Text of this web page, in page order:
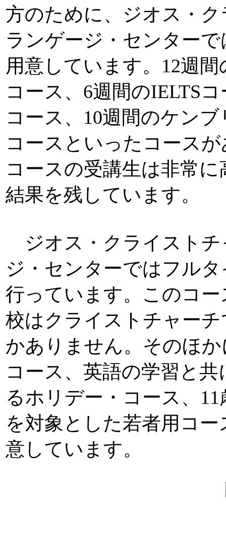
方のために、ジオス・
ランゲージ・センター
用意しています。12週
コース、6週間のIELTS
コース、10週間のケン
コースといったコース
コースの受講生は非常
結果を残しています。
ジオス・クライストチ
ジ・センターではフル
行っています。このコ
校はクライストチャー
かありません。そのほ
コース、英語の学習と
るホリデー・コース、
を対象とした若者用コ
意しています。